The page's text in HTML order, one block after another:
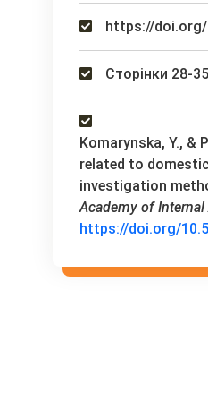
https://doi.org/
Сторінки 28-35
Komarynska, Y., &
related to
investigation
Academy of
https://doi.org/